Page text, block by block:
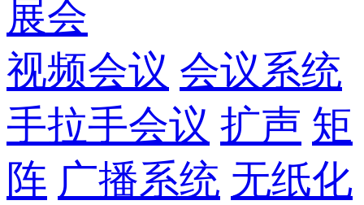
展会
视频会议 会议系统
手拉手会议 扩声 矩
阵 广播系统 无纸化